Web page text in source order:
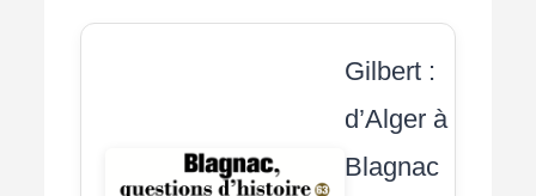
Gilbert :
d’Alger à
Blagnac